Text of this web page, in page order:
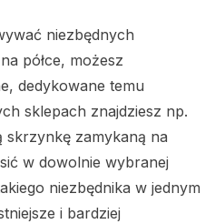
niezbędnych
półce, możesz
dedykowane temu
sklepach znajdziesz np.
skrzynkę zamykaną na
w dowolnie wybranej
niezbędnika w jednym
i bardziej